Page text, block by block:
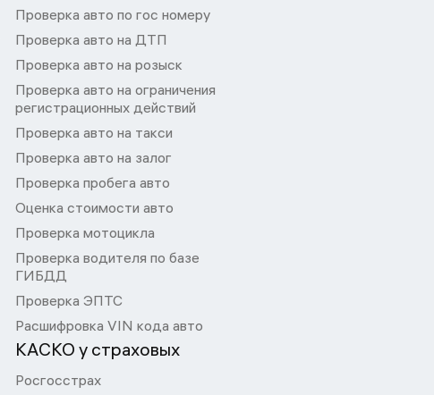
Проверка авто по гос номеру
Проверка авто на ДТП
Проверка авто на розыск
Проверка авто на ограничения
регистрационных действий
Проверка авто на такси
Проверка авто на залог
Проверка пробега авто
Оценка стоимости авто
Проверка мотоцикла
Проверка водителя по базе
ГИБДД
Проверка ЭПТС
Расшифровка VIN кода авто
КАСКО у страховых
Росгосстрах